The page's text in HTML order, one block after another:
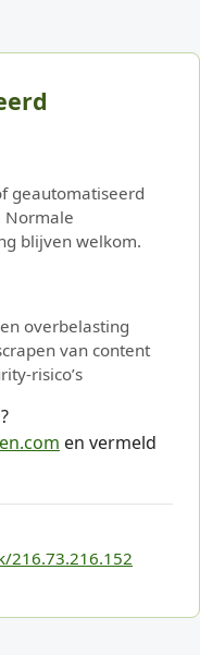
geautomatiseerd
Normale
blijven welkom.
overbelasting
van content
risico’s
en vermeld
216.73.216.152